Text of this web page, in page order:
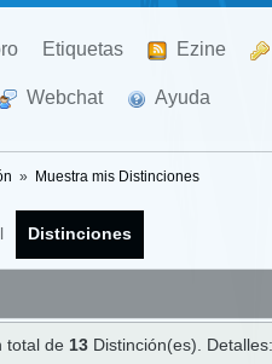
Etiquetas Ezine
Webchat Ayuda
» Muestra mis Distinciones
Distinciones
total de 13 Distinción(es).